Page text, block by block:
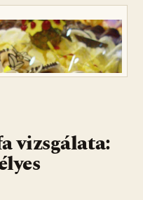
vizsgálata: